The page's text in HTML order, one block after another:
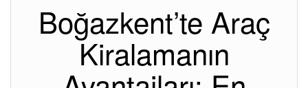
Boğazkent’te Araç
Kiralamanın